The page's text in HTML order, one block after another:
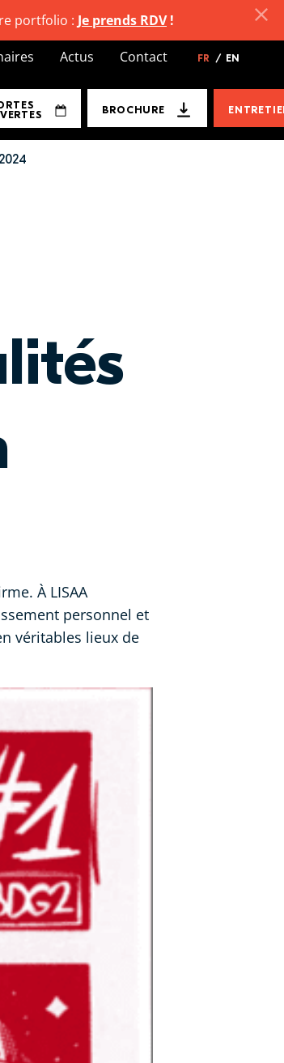
À LISAA
personnel et
véritables lieux de
Actus Contact FR / EN
BROCHURE
portfolio : Je prends RDV!